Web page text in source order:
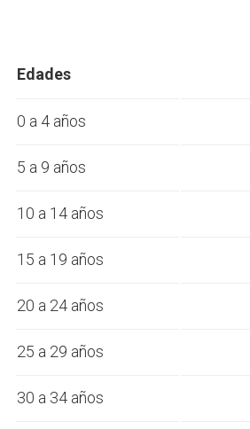
Edades
0 a 4 años
5 a 9 años
10 a 14 años
15 a 19 años
20 a 24 años
25 a 29 años
30 a 34 años